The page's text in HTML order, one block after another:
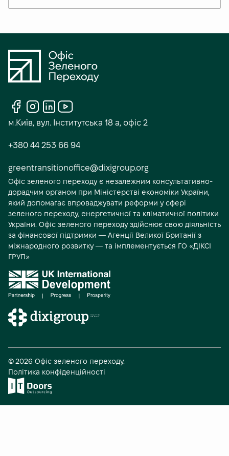
С
о
а
л
ь
н
і
м
д
і
а
м.Київ, вул. Інститутська 18 а, офіс 2
+380 44 253 66 94
greentransitionoffice@dixigroup.org
Офіс зеленого переходу є незалежним консультативно-
дорадчим органом при Міністерстві економіки України,
який допомагає впроваджувати реформи у сфері
зеленого переходу, енергетичної та кліматичної політики
України. Офіс зеленого переходу здійснює свою діяльність
за фінансової підтримки — Агенції Великої Британії з
міжнародного розвитку — та імплементується ГО «ДІКСІ
ГРУП»
А
в
т
© 2026 Офіс зеленого переходу.
Політика конфіденційності